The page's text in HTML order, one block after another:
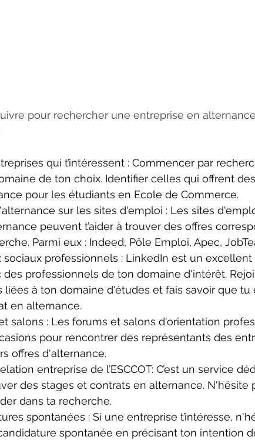
pour rechercher une entreprise en
qui t’intéressent : Commencer par
de ton choix. Identifier celles qui offrent des
pour les étudiants en Ecole de Commerce.
sur les sites d'emploi : Les sites
peuvent t’aider à trouver des offres
Parmi eux : Indeed, Pôle Emploi, Apec,
sociaux professionnels : LinkedIn est un
des professionnels de ton domaine d'intérêt.
liées à ton domaine d'études et fais savoir que tu
en alternance.
salons : Les forums et salons d'orientation
pour rencontrer des représentants des
offres d'alternance.
entreprise de l’ESCCOT: C’est un service
des stages et contrats en alternance. N'hésite
dans ta recherche.
spontanées : Si une entreprise t’intéresse,
spontanée en précisant ton intention